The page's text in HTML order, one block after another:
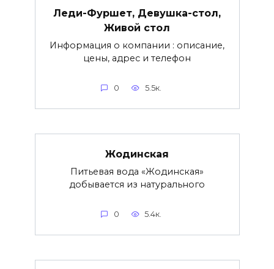
Леди-Фуршет, Девушка-стол,
Живой стол
Информация о компании : описание,
цены, адрес и телефон
0 5.5к.
Жодинская
Питьевая вода «Жодинская»
добывается из натурального
0 5.4к.